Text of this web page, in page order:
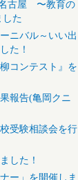
古屋 〜教育の
した
ニバル～いい出
た！
コンテスト』を
報告(亀岡クニ
受験相談会を行
した！
ー」を開催しま